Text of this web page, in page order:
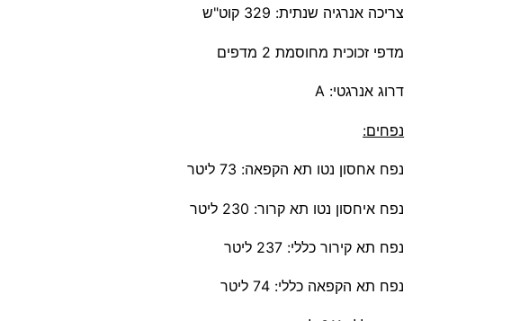
צריכה אנרגיה שנתית: 329 קוט"ש
מדפי זכוכית מחוסמת 2 מדפים
דרוג אנרגטי: A
נפחים:
נפח אחסון נטו תא הקפאה: 73 ליטר
נפח איחסון נטו תא קרור: 230 ליטר
נפח תא קירור כללי: 237 ליטר
נפח תא הקפאה כללי: 74 ליטר